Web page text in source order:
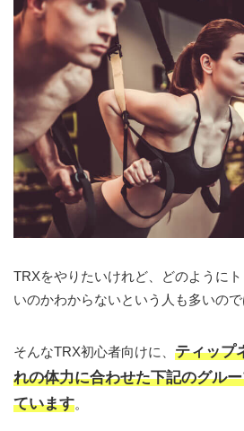
TRXをやりたいけれど、どのように
いのかわからないという人も多いので
そんなTRX初心者向けに、 ティップ
れの体力に合わせた下記のグル
ています。